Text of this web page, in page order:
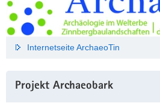
Internetseite ArchaeoTin
Projekt Archaeobark